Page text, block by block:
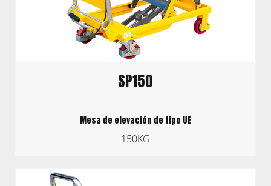
SP150
Mesa de elevación de tipo UE
150KG